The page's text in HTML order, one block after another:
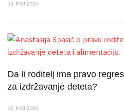
13. MAJ 2026.
Da li roditelj ima pravo
za izdržavanje deteta?
12. MAJ 2026.